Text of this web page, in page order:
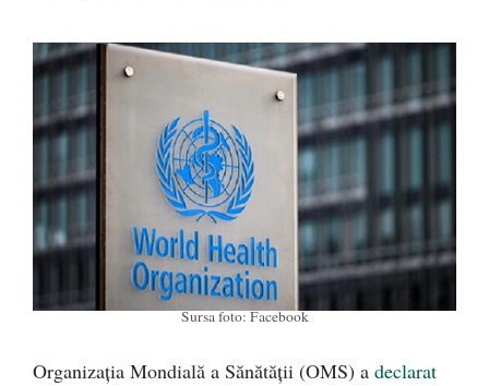
Sursa foto: Facebook
Organizația Mondială a Sănătății (OMS) a declarat